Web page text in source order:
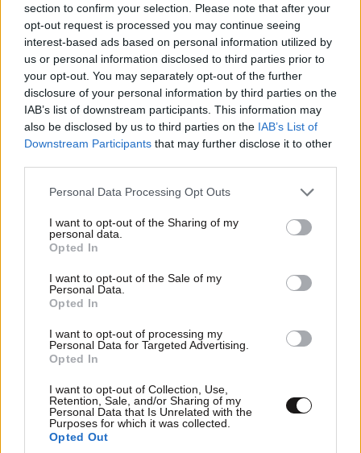
section to confirm your selection. Please note that after your
opt-out request is processed you may continue seeing
interest-based ads based on personal information utilized by
us or personal information disclosed to third parties prior to
your opt-out. You may separately opt-out of the further
disclosure of your personal information by third parties on the
IAB’s list of downstream participants. This information may
also be disclosed by us to third parties on the IAB’s List of
Downstream Participants that may further disclose it to other
Please note that this website/app uses one or more Google
not limited to your visit or usage behaviour. You may click to
grant or deny consent to Google and its third-party tags to
use your data for below specified purposes in below Google
consent section.
Personal Data Processing Opt Outs
I want to opt-out of the Sharing of my
personal data.
Opted In
I want to opt-out of the Sale of my
Personal Data.
Opted In
I want to opt-out of processing my
Personal Data for Targeted Advertising.
Opted In
I want to opt-out of Collection, Use,
Retention, Sale, and/or Sharing of my
Personal Data that Is Unrelated with the
Purposes for which it was collected.
Opted Out
που φέρεται να βρίσκεται πίσω του – Τι ορίζει ο
όρος Greek Mafia